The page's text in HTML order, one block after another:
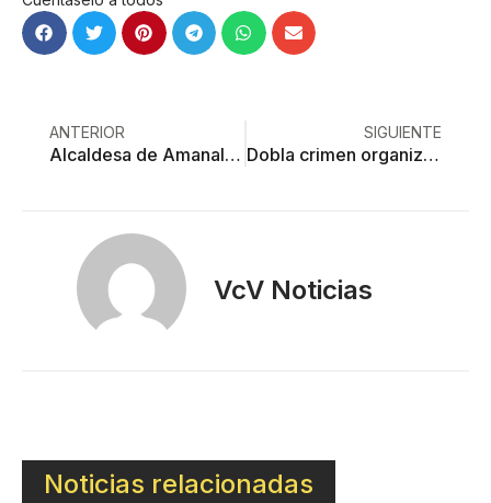
ANTERIOR
Alcaldesa de Amanalco, acusada de asesinato y de entregar millones de pesos a la Familia Michoacana
SIGUIENTE
Dobla crimen organizado a autoridades mexiquenses y logra liberación de extorsionadores en Tenancingo
VcV Noticias
Noticias relacionadas